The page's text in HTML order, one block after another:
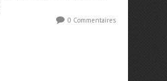
0 Commentaires